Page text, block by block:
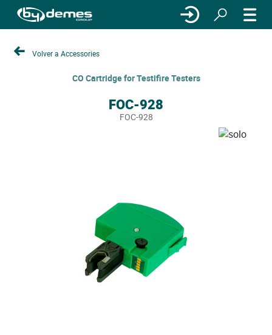
Volver a Accessories
CO Cartridge for Testifire Testers
FOC-928
FOC-928